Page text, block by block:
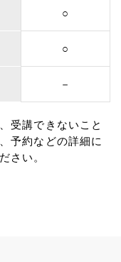
○
○
－
受講できないこと
予約などの詳細に
さい。